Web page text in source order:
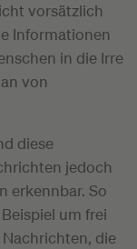
vorsätzlich
Informationen
in die Irre
von
diese
jedoch
erkennbar. So
um frei
die